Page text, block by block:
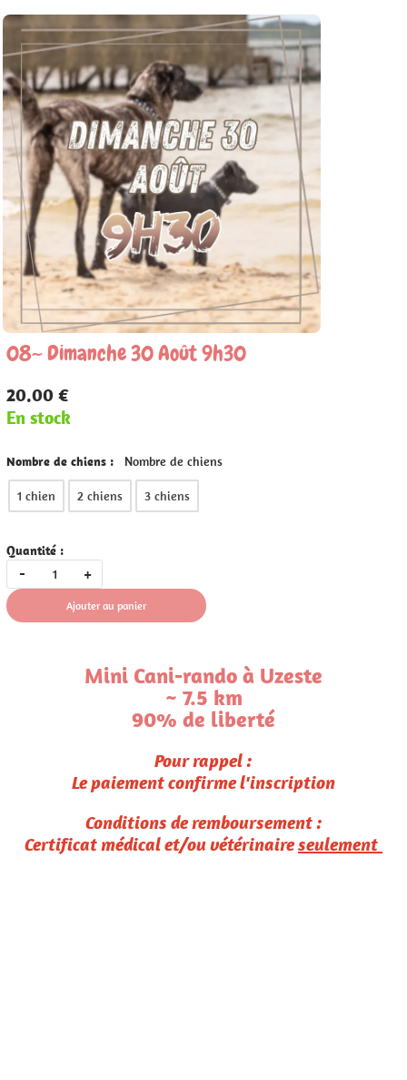
08~ Dimanche 30 Août 9h30
20.00 €
En stock
Nombre de chiens : Nombre de chiens
1 chien 2 chiens 3 chiens
Quantité :
- +
Ajouter au panier
Mini Cani-rando à Uzeste
~ 7.5 km
90% de liberté
Pour rappel :
Le paiement confirme l'inscription
Conditions de remboursement :
Certificat médical et/ou vétérinaireseulement